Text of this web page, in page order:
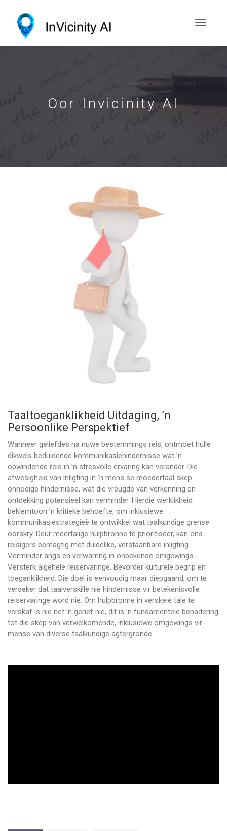
Oor Invicinity AI
Taaltoeganklikheid Uitdaging, ’n
Persoonlike Perspektief
Wanneer geliefdes na nuwe bestemmings reis, ontmoet hulle
dikwels beduidende kommunikasiehindernisse wat ’n
opwindende reis in ’n stresvolle ervaring kan verander. Die
afwesigheid van inligting in ’n mens se moedertaal skep
onnodige hindernisse, wat die vreugde van verkenning en
ontdekking potensieel kan verminder. Hierdie werklikheid
beklemtoon ’n kritieke behoefte, om inklusiewe
kommunikasiestrategieë te ontwikkel wat taalkundige grense
oorskry. Deur meertalige hulpbronne te prioritiseer, kan ons
reisigers bemagtig met duidelike, verstaanbare inligting.
Verminder angs en verwarring in onbekende omgewings.
Versterk algehele reiservaringe. Bevorder kulturele begrip en
toeganklikheid. Die doel is eenvoudig maar diepgaand, om te
verseker dat taalverskille nie hindernisse vir betekenisvolle
reiservaringe word nie. Om hulpbronne in verskeie tale te
verskaf is nie net ’n gerief nie, dit is ’n fundamentele benadering
tot die skep van verwelkomende, inklusiewe omgewings vir
mense van diverse taalkundige agtergronde.